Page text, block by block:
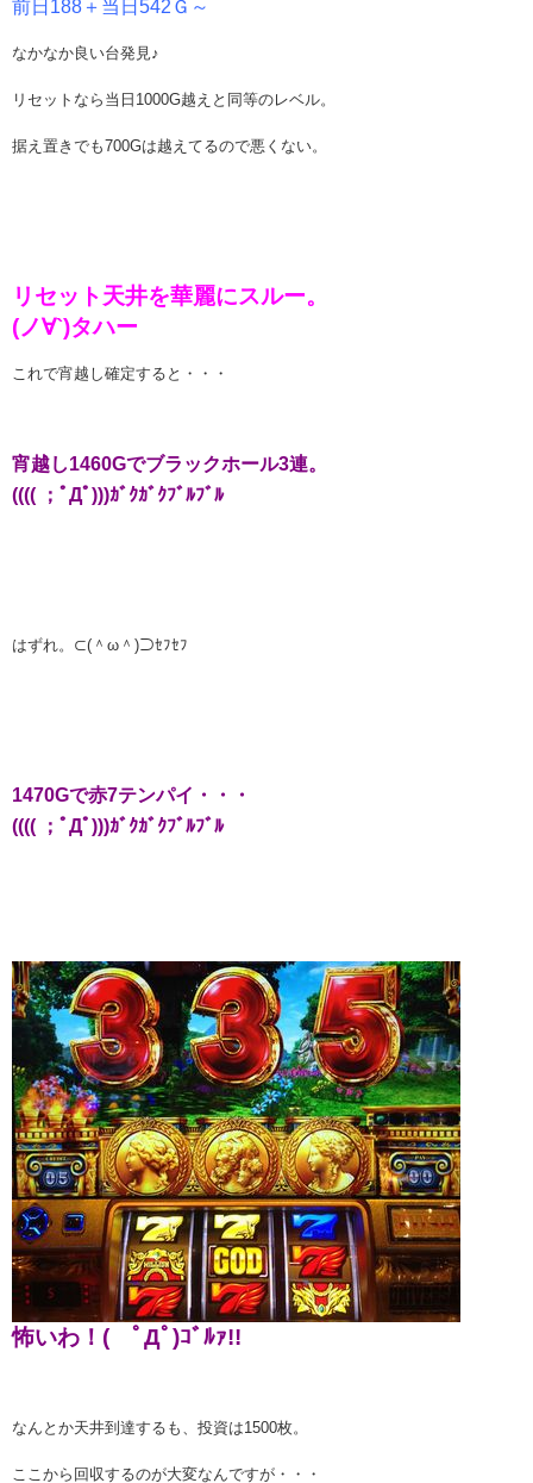
前日188＋当日542Ｇ～
なかなか良い台発見♪
リセットなら当日1000G越えと同等のレベル。
据え置きでも700Gは越えてるので悪くない。
リセット天井を華麗にスルー。
(ノ∀`)タハー
これで宵越し確定すると・・・
宵越し1460Gでブラックホール3連。
(((( ；ﾟДﾟ)))ｶﾞｸｶﾞｸﾌﾞﾙﾌﾞﾙ
はずれ。⊂(＾ω＾)⊃ｾﾌｾﾌ
1470Gで赤7テンパイ・・・
(((( ；ﾟДﾟ)))ｶﾞｸｶﾞｸﾌﾞﾙﾌﾞﾙ
怖いわ！( ﾟДﾟ)ｺﾞﾙｧ!!
なんとか天井到達するも、投資は1500枚。
ここから回収するのが大変なんですが・・・